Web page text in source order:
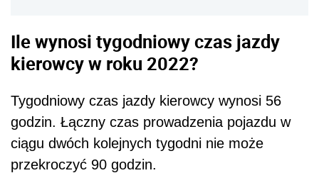
Ile wynosi tygodniowy czas jazdy
kierowcy w roku 2022?
Tygodniowy czas jazdy kierowcy wynosi 56
godzin. Łączny czas prowadzenia pojazdu w
ciągu dwóch kolejnych tygodni nie może
przekroczyć 90 godzin.